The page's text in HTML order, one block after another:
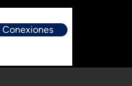
Conexiones